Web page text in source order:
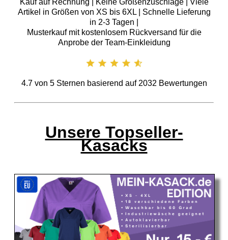
Kauf auf Rechnung | Keine Größenzuschläge | Viele
Artikel in Größen von XS bis 6XL | Schnelle Lieferung
in 2-3 Tagen |
Musterkauf mit kostenlosem Rückversand für die
Anprobe der Team-Einkleidung
4.7von 5Sternen basierend auf 2032 Bewertungen
Unsere Topseller-
Kasacks